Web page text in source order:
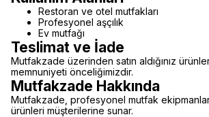
Restoran ve otel mutfakları
Profesyonel aşçılık
Ev mutfağı
Teslimat ve İade
Mutfakzade üzerinden satın aldığınız
memnuniyeti önceliğimizdir.
Mutfakzade Hakkında
Mutfakzade, profesyonel mutfak
ürünleri müşterilerine sunar.